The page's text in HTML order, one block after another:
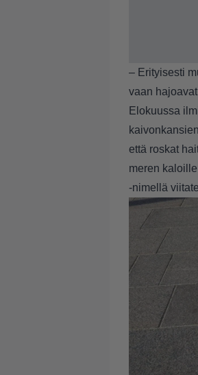
– Erityisesti
vaan
Elokuussa
että roskat
meren
-nimellä